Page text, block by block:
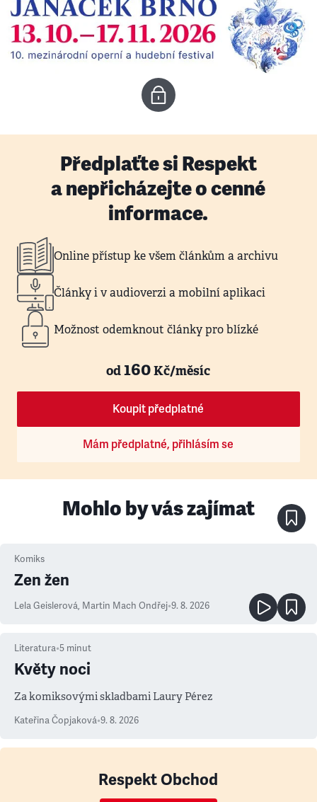
Předplaťte si Respekt
a nepřicházejte o cenné
informace.
Online přístup ke všem článkům a archivu
Články i v audioverzi a mobilní aplikaci
Možnost odemknout články pro blízké
od160Kč/měsíc
Koupit předplatné
Mám předplatné, přihlásím se
Mohlo by vás zajímat
Komiks
Zen žen
Lela Geislerová, Martin Mach Ondřej•9. 8. 2026
Literatura•5 minut
Květy noci
Za komiksovými skladbami Laury Pérez
Kateřina Čopjaková•9. 8. 2026
Respekt Obchod